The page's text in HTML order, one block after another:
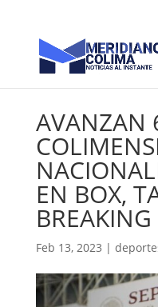
AVANZAN
EN BOX,
BREAKING
Feb 13, 2023 |